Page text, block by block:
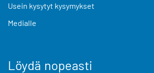
Usein kysytyt kysymykset
Medialle
Löydä nopeasti